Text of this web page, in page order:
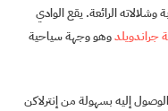
الرائعة. يقع الوادي
جراندويلدوهو وجهة سياحية
إليه بسهولة من إنترلاكن